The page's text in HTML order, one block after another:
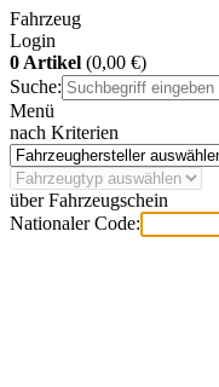
Fahrzeug
Login
0 Artikel (0,00 €)
Suche:
Menü
nach Kriterien
über Fahrzeugschein
Nationaler Code: